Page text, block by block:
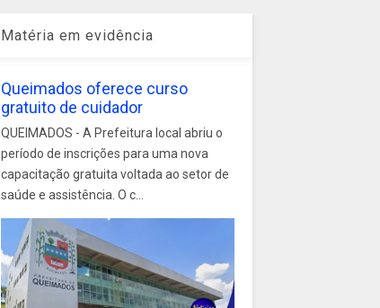
Matéria em evidência
Queimados oferece curso
gratuito de cuidador
QUEIMADOS - A Prefeitura local abriu o
período de inscrições para uma nova
capacitação gratuita voltada ao setor de
saúde e assistência. O c...